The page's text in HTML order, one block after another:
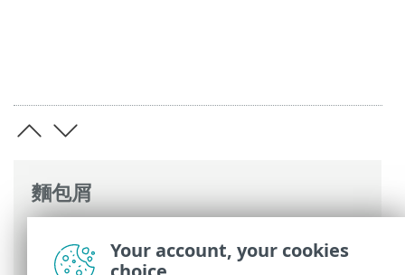
麵包屑
進階設定
>防護 >雲端型防護> 適用於雲端
Your account, your cookies